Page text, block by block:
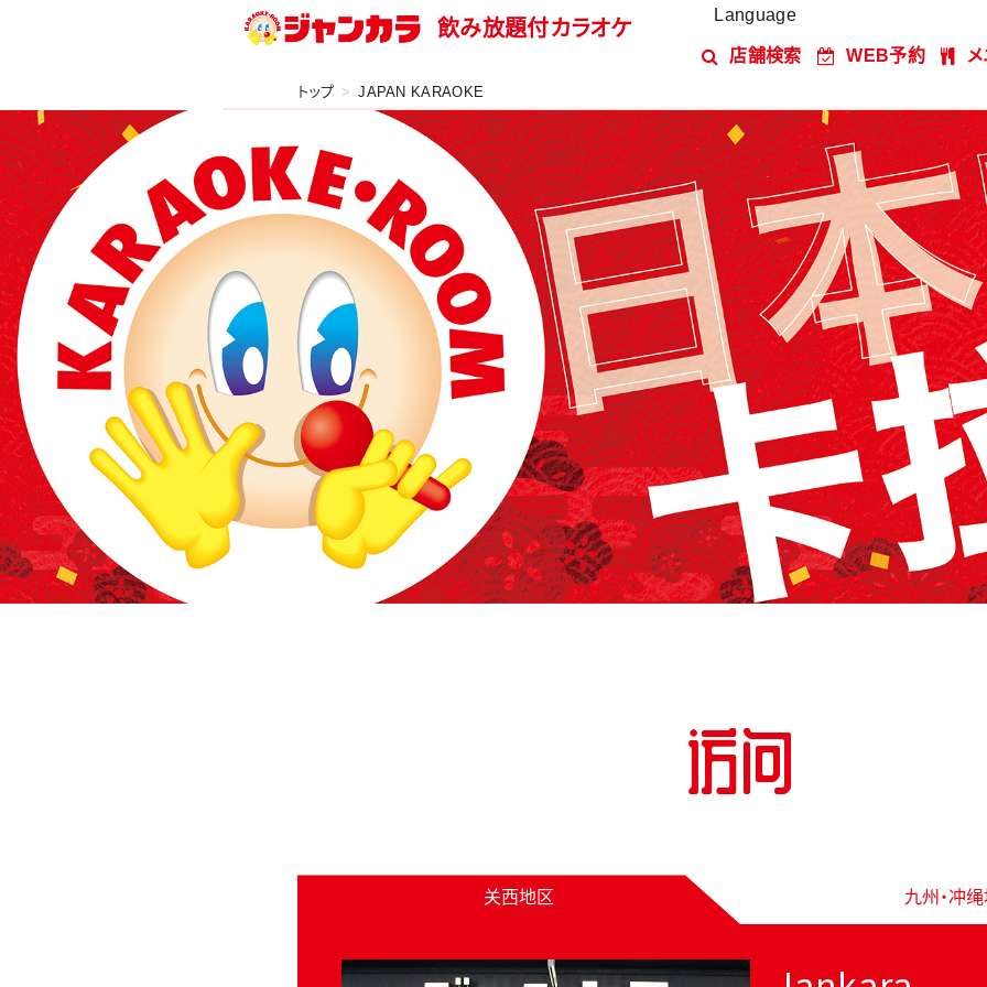
飲み放題付カラオケ
Language
店舗検索 WEB予約
トップ JAPAN KARAOKE
访问
关西地区 九州・冲